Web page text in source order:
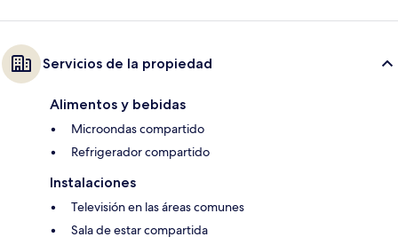
Servicios de la propiedad
Alimentos y bebidas
Microondas compartido
Refrigerador compartido
Instalaciones
Televisión en las áreas comunes
Sala de estar compartida